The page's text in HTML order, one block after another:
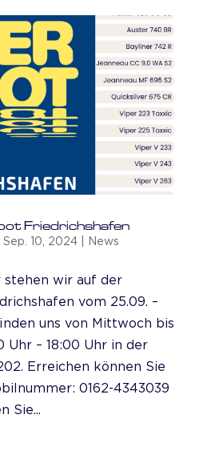
Friedrichshafen
Sep. 10, 2024| News
stehen wir auf der
vom 25.09. –
uns von Mittwoch bis
Uhr – 18:00 Uhr in der
Erreichen können Sie
0162-4343039
Sie...